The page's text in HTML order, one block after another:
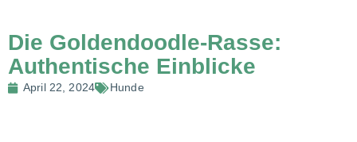
Die Goldendoodle-Rasse:
Authentische Einblicke
April 22, 2024 Hunde